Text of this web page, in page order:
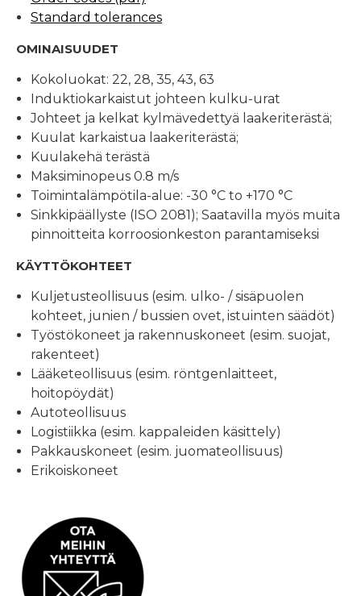
Standard tolerances
OMINAISUUDET
Kokoluokat: 22, 28, 35, 43, 63
Induktiokarkaistut johteen kulku-urat
Johteet ja kelkat kylmävedettyä laakeriterästä;
Kuulat karkaistua laakeriterästä;
Kuulakehä terästä
Maksiminopeus 0.8 m/s
Toimintalämpötila-alue: -30 °C to +170 °C
Sinkkipäällyste (ISO 2081); Saatavilla myös muita
pinnoitteita korroosionkeston parantamiseksi
KÄYTTÖKOHTEET
Kuljetusteollisuus (esim. ulko- / sisäpuolen
kohteet, junien / bussien ovet, istuinten säädöt)
Työstökoneet ja rakennuskoneet (esim. suojat,
rakenteet)
Lääketeollisuus (esim. röntgenlaitteet,
hoitopöydät)
Autoteollisuus
Logistiikka (esim. kappaleiden käsittely)
Pakkauskoneet (esim. juomateollisuus)
Erikoiskoneet